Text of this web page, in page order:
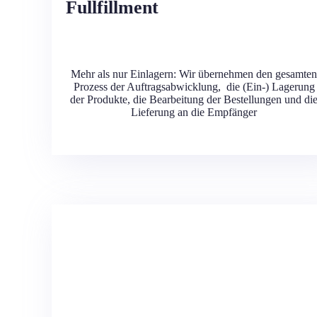
Fullfillment
Mehr als nur Einlagern: Wir übernehmen den gesamten
Prozess der Auftragsabwicklung, die (Ein-) Lagerung
der Produkte, die Bearbeitung der Bestellungen und die
Lieferung an die Empfänger